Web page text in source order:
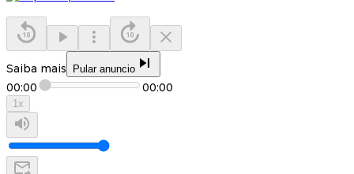
Saiba mais Pular anuncio
00:00 00:00
1x